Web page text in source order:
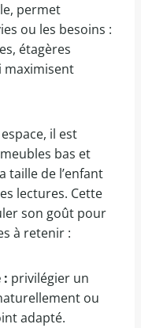
permet
ou les besoins :
étagères
maximisent
il est
bas et
taille de l’enfant
lectures. Cette
son goût pour
à retenir :
: privilégier un
ou
adapté.